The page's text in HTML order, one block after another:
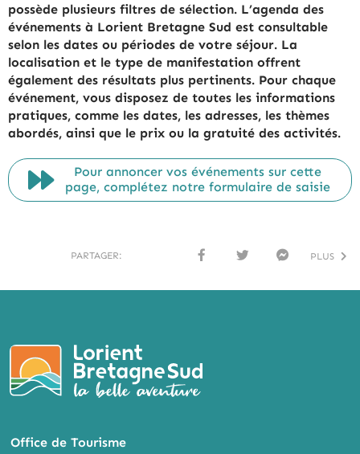
possède plusieurs filtres de sélection. L’agenda des
événements à Lorient Bretagne Sud est consultable
selon les dates ou périodes de votre séjour. La
localisation et le type de manifestation offrent
également des résultats plus pertinents. Pour chaque
événement, vous disposez de toutes les informations
pratiques, comme les dates, les adresses, les thèmes
abordés, ainsi que le prix ou la gratuité des activités.
Pour annoncer vos événements sur cette
page, complétez notre formulaire de saisie
PARTAGER:
BOO
TTER
ENG
PLUS
Office de Tourisme